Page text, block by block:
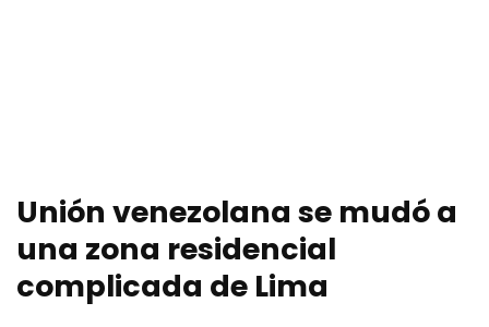
Unión venezolana se mudó a
una zona residencial
complicada de Lima